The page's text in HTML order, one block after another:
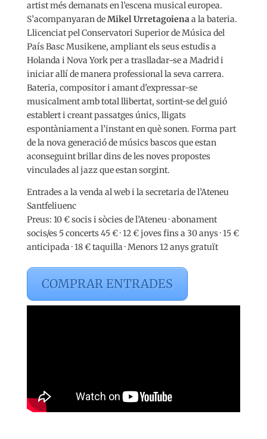
artist més demanats en l’escena musical europea.
S’acompanyaran de Mikel Urretagoiena a la bateria.
Llicenciat pel Conservatori Superior de Música del
País Basc Musikene, ampliant els seus estudis a
Holanda i Nova York per a traslladar-se a Madrid i
iniciar allí de manera professional la seva carrera.
Bateria, compositor i amant d’expressar-se
musicalment amb total llibertat, sortint-se del guió
establert i creant passatges únics, lligats
espontàniament a l’instant en què sonen. Forma part
de la nova generació de músics bascos que estan
aconseguint brillar dins de les noves propostes
vinculades al jazz que estan sorgint.
Entrades a la venda al web i la secretaria de l’Ateneu
Santfeliuenc
Preus: 10 € socis i sòcies de l’Ateneu · abonament
socis/es 5 concerts 45 € · 12 € joves fins a 30 anys · 15 €
anticipada · 18 € taquilla · Menors 12 anys gratuït
COMPRAR ENTRADES